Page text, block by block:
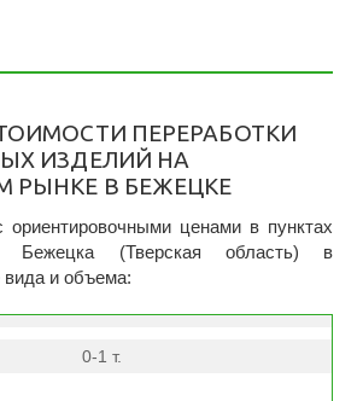
ПЕРЕРАБОТКИ
ИЗДЕЛИЙ НА
РЫНКЕ В БЕЖЕЦКЕ
ориентировочными ценами в пунктах
Бежецка (Тверская область) в
вида и объема:
0-1 т.